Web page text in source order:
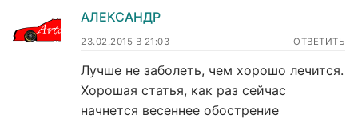
АЛЕКСАНДР
23.02.2015 В 21:03 ОТВЕТИТЬ
Лучше не заболеть, чем хорошо лечится.
Хорошая статья, как раз сейчас
начнется весеннее обострение